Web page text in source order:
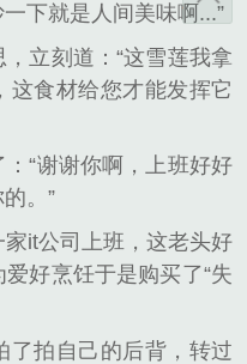
下就是人间美味啊...”
立刻道：“这雪莲我拿
这食材给您才能发挥它
“谢谢你啊，上班好好
。”
it公司上班，这老头好
好烹饪于是购买了“失
了拍自己的后背，转过